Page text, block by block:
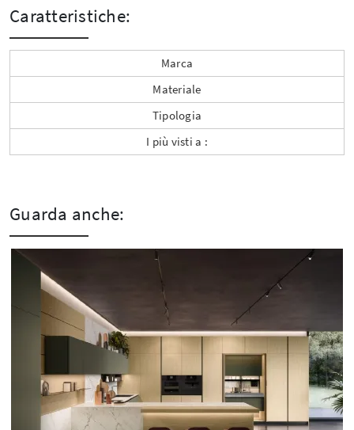
Caratteristiche:
Marca
Materiale
Tipologia
I più visti a :
Guarda anche: